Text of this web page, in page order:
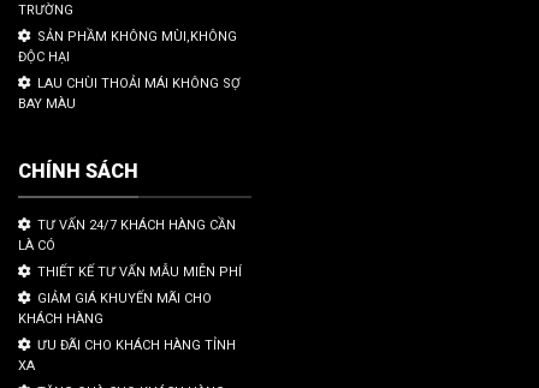
TRƯỜNG
SẢN PHẦM KHÔNG MÙI,KHÔNG
ĐỘC HẠI
LAU CHÙI THOẢI MÁI KHÔNG SỢ
BAY MÀU
CHÍNH SÁCH
TƯ VẤN 24/7 KHÁCH HÀNG CẦN
LÀ CÓ
THIẾT KẾ TƯ VẤN MẪU MIỄN PHÍ
GIẢM GIÁ KHUYẾN MÃI CHO
KHÁCH HÀNG
ƯU ĐÃI CHO KHÁCH HÀNG TỈNH
XA